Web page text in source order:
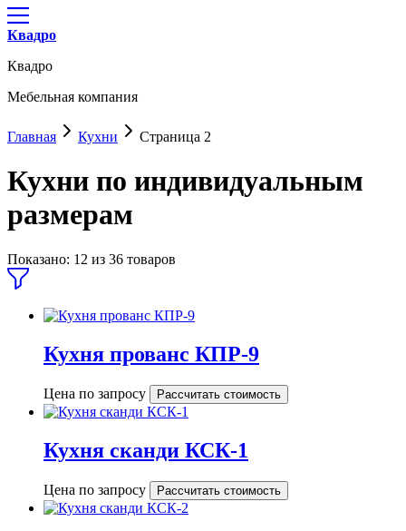
Квадро
Квадро
Мебельная компания
Главная Кухни Страница 2
Кухни по индивидуальным
размерам
Показано: 12 из 36 товаров
Кухня прованс КПР-9
Цена по запросу Рассчитать стоимость
Кухня сканди КСК-1
Цена по запросу Рассчитать стоимость